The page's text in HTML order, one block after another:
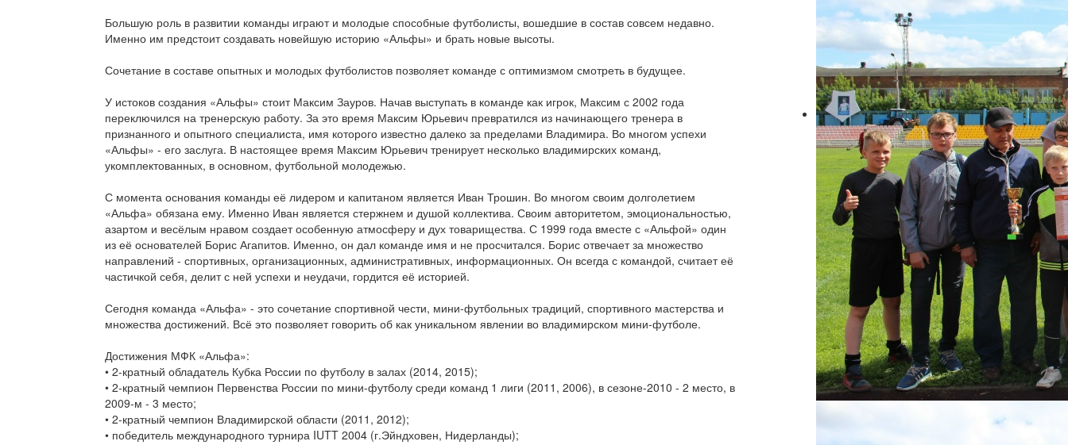
Большую роль в развитии команды играют и молодые способные футболисты, вошедшие в состав совсем недавно.
Именно им предстоит создавать новейшую историю «Альфы» и брать новые высоты.
Сочетание в составе опытных и молодых футболистов позволяет команде с оптимизмом смотреть в будущее.
У истоков создания «Альфы» стоит Максим Зауров. Начав выступать в команде как игрок, Максим с 2002 года
переключился на тренерскую работу. За это время Максим Юрьевич превратился из начинающего тренера в
признанного и опытного специалиста, имя которого известно далеко за пределами Владимира. Во многом успехи
«Альфы» - его заслуга. В настоящее время Максим Юрьевич тренирует несколько владимирских команд,
укомплектованных, в основном, футбольной молодежью.
С момента основания команды её лидером и капитаном является Иван Трошин. Во многом своим долголетием
«Альфа» обязана ему. Именно Иван является стержнем и душой коллектива. Своим авторитетом, эмоциональностью,
азартом и весёлым нравом создает особенную атмосферу и дух товарищества. С 1999 года вместе с «Альфой» один
из её основателей Борис Агапитов. Именно, он дал команде имя и не просчитался. Борис отвечает за множество
направлений - спортивных, организационных, административных, информационных. Он всегда с командой, считает её
частичкой себя, делит с ней успехи и неудачи, гордится её историей.
Сегодня команда «Альфа» - это сочетание спортивной чести, мини-футбольных традиций, спортивного мастерства и
множества достижений. Всё это позволяет говорить об как уникальном явлении во владимирском мини-футболе.
Достижения МФК «Альфа»:
• 2-кратный обладатель Кубка России по футболу в залах (2014, 2015);
• 2-кратный чемпион Первенства России по мини-футболу среди команд 1 лиги (2011, 2006), в сезоне-2010 - 2 место, в
2009-м - 3 место;
• 2-кратный чемпион Владимирской области (2011, 2012);
• победитель международного турнира IUTT 2004 (г.Эйндховен, Нидерланды);